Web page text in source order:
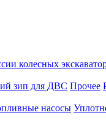
колесных
зип для ДВС Прочее
насосы